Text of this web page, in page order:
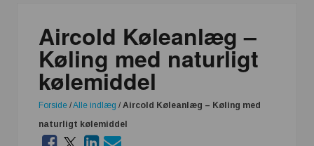
Aircold Køleanlæg –
Køling med naturligt
kølemiddel
Forside /Alle indlæg / Aircold Køleanlæg – Køling med
naturligt kølemiddel